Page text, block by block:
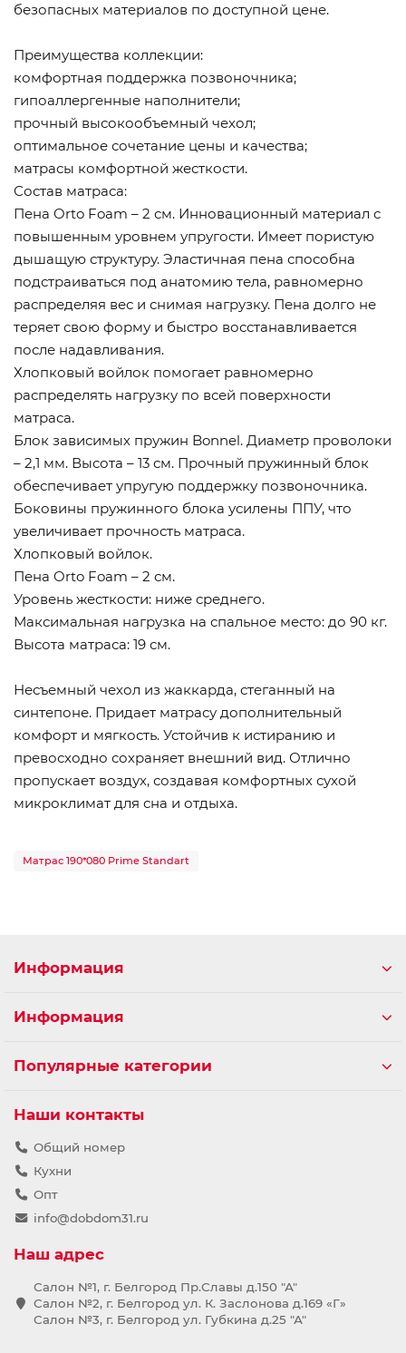
безопасных материалов по доступной цене.
Преимущества коллекции:
комфортная поддержка позвоночника;
гипоаллергенные наполнители;
прочный высокообъемный чехол;
оптимальное сочетание цены и качества;
матрасы комфортной жесткости.
Состав матраса:
Пена Orto Foam – 2 см. Инновационный материал с
повышенным уровнем упругости. Имеет пористую
дышащую структуру. Эластичная пена способна
подстраиваться под анатомию тела, равномерно
распределяя вес и снимая нагрузку. Пена долго не
теряет свою форму и быстро восстанавливается
после надавливания.
Хлопковый войлок помогает равномерно
распределять нагрузку по всей поверхности
матраса.
Блок зависимых пружин Bonnel. Диаметр проволоки
– 2,1 мм. Высота – 13 см. Прочный пружинный блок
обеспечивает упругую поддержку позвоночника.
Боковины пружинного блока усилены ППУ, что
увеличивает прочность матраса.
Хлопковый войлок.
Пена Orto Foam – 2 см.
Уровень жесткости: ниже среднего.
Максимальная нагрузка на спальное место: до 90 кг.
Высота матраса: 19 см.
Несъемный чехол из жаккарда, стеганный на
синтепоне. Придает матрасу дополнительный
комфорт и мягкость. Устойчив к истиранию и
превосходно сохраняет внешний вид. Отлично
пропускает воздух, создавая комфортных сухой
микроклимат для сна и отдыха.
Матрас 190*080 Prime Standart
Информация
Информация
Популярные категории
Наши контакты
Общий номер
Кухни
Опт
info@dobdom31.ru
Наш адрес
Салон №1, г. Белгород Пр.Славы д.150 "А"
Салон №2, г. Белгород ул. К. Заслонова д.169 «Г»
Салон №3, г. Белгород ул. Губкина д.25 "А"